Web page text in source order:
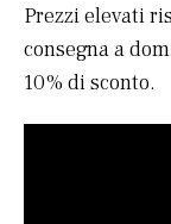
Prezzi elevati
consegna a
10% di sconto.